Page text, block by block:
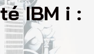
IBM i :